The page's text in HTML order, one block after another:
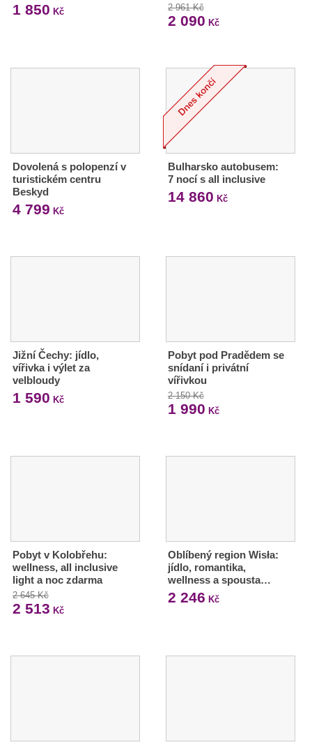
1 850 Kč 2 961 Kč
2 090 Kč
Dovolená s polopenzí v
turistickém centru
Beskyd
4 799 Kč
Bulharsko autobusem:
7 nocí s all inclusive
14 860 Kč
Jižní Čechy: jídlo,
vířivka i výlet za
velbloudy
1 590 Kč
Pobyt pod Pradědem se
snídaní i privátní
vířivkou
2 150 Kč
1 990 Kč
Pobyt v Kolobřehu:
wellness, all inclusive
light a noc zdarma
2 645 Kč
2 513 Kč
Oblíbený region Wisła:
jídlo, romantika,
wellness a spousta…
2 246 Kč